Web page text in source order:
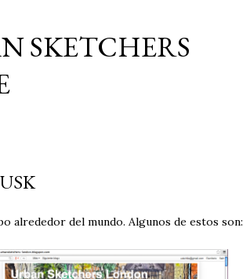
SKETCHERS
alrededor del mundo. Algunos de estos son: